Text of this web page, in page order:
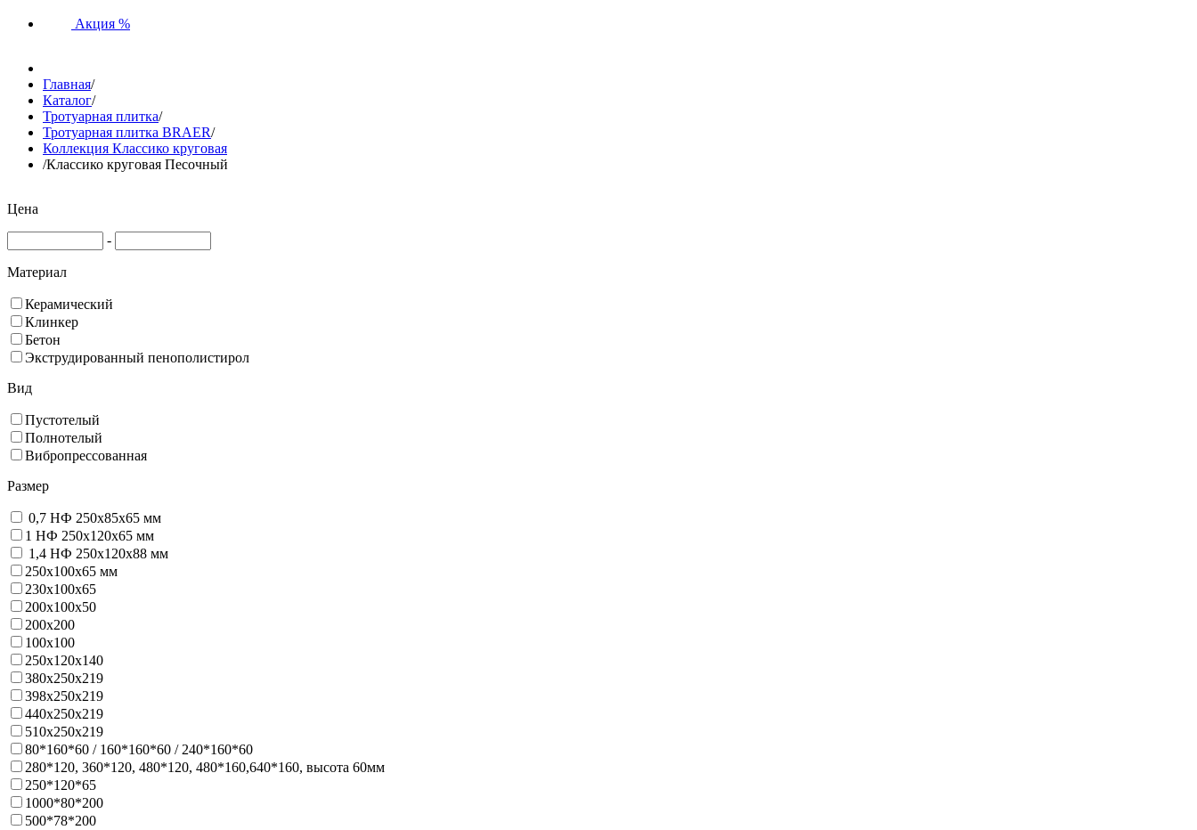
Акция %
Главная/
Каталог/
Тротуарная плитка/
Тротуарная плитка BRAER/
Коллекция Классико круговая
/Классико круговая Песочный
Цена
-
Материал
Керамический
Клинкер
Бетон
Экструдированный пенополистирол
Вид
Пустотелый
Полнотелый
Вибропрессованная
Размер
0,7 НФ 250х85х65 мм
1 НФ 250х120х65 мм
1,4 НФ 250х120х88 мм
250х100х65 мм
230х100х65
200x100x50
200х200
100х100
250х120х140
380х250х219
398х250х219
440х250х219
510х250х219
80*160*60 / 160*160*60 / 240*160*60
280*120, 360*120, 480*120, 480*160,640*160, высота 60мм
250*120*65
1000*80*200
500*78*200